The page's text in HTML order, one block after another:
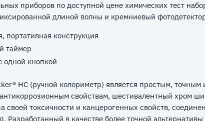
приборов по доступной цене химических тест
длиной волны и кремниевый
портативная конструкция
таймер
одной кнопкой
HC (ручной колориметр) является простым,
свойствам, шестивалентный хром
своей токсичности и канцерогенных свойств,
Разработанный в качестве более точной